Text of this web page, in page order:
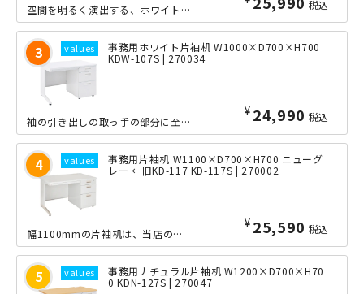
税込
空間を明るく演出する、ホワイトタイプの幅1200mmの片袖机です。現代のオフィス...
事務用ホワイト片袖机 W1000×D700×H700
KDW-107S | 270034
¥ 24,990 税込
袖の引き出しの取っ手の部分に至るまで、ホワイトカラーに統一されたデザイン。空間を...
事務用片袖机 W1100×D700×H700 ニューグ
レー ←旧KD-117 KD-117S | 270002
¥ 25,590 税込
幅1100mmの片袖机は、当店の隠れ名品です。幅1000mmと幅1200mmの中...
事務用ナチュラル片袖机 W1200×D700×H70
0 KDN-127S | 270047